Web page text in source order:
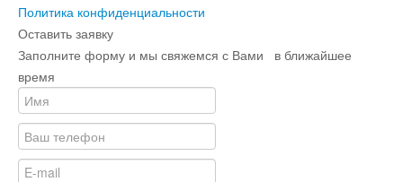
Политика конфиденциальности
Оставить заявку
Заполните форму и мы свяжемся с Вами в ближайшее
время